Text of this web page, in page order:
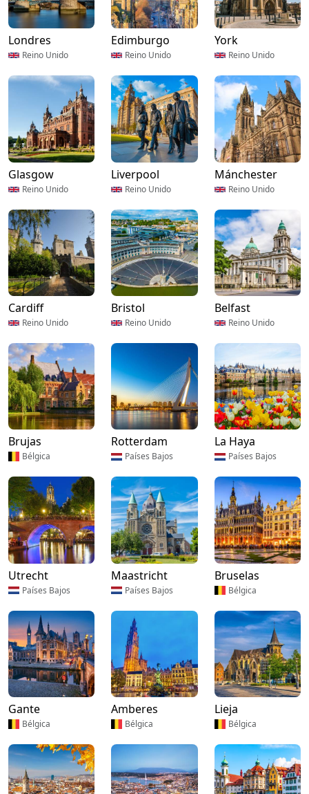
Londres
Reino Unido
Edimburgo
Reino Unido
York
Reino Unido
Glasgow
Reino Unido
Liverpool
Reino Unido
Mánchester
Reino Unido
Cardiff
Reino Unido
Bristol
Reino Unido
Belfast
Reino Unido
Brujas
Bélgica
Rotterdam
Países Bajos
La Haya
Países Bajos
Utrecht
Países Bajos
Maastricht
Países Bajos
Bruselas
Bélgica
Gante
Bélgica
Amberes
Bélgica
Lieja
Bélgica